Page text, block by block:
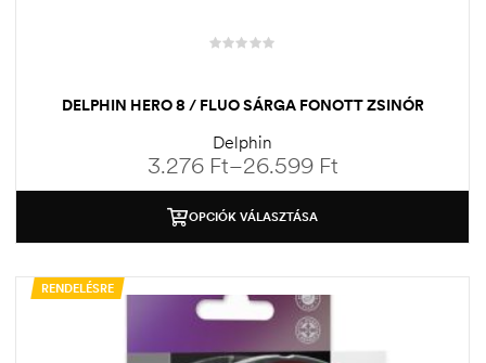
DELPHIN HERO 8 / FLUO SÁRGA FONOTT ZSINÓR
Delphin
3.276 Ft–26.599 Ft
OPCIÓK VÁLASZTÁSA
RENDELÉSRE